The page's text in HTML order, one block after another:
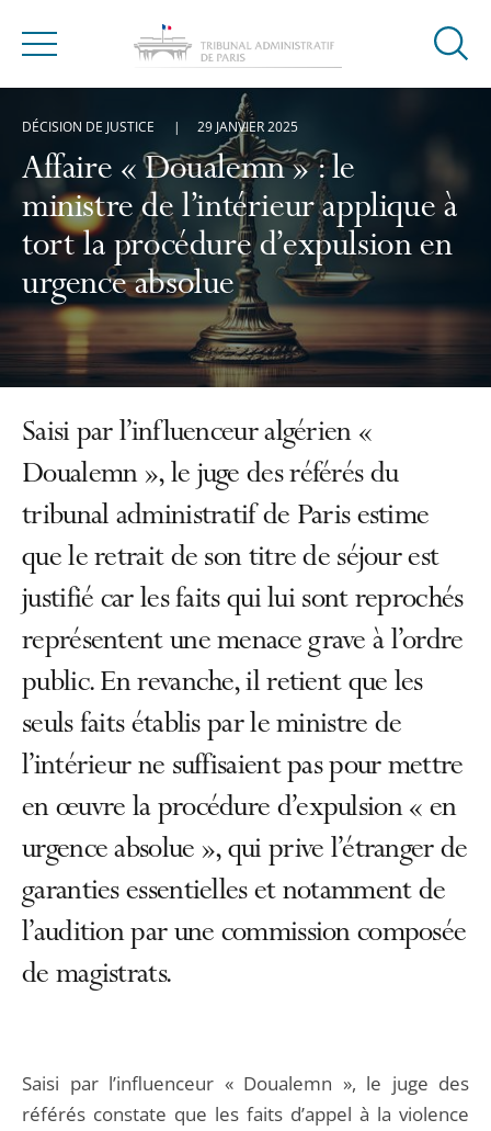
Menu
Ouvrir
Affaire « Doualemn » : le
ministre de l’intérieur applique à
tort la procédure d’expulsion en
urgence absolue
DÉCISION DE JUSTICE 29 JANVIER 2025
Saisi par l’influenceur algérien «
Doualemn », le juge des référés du
tribunal administratif de Paris estime
que le retrait de son titre de séjour est
justifié car les faits qui lui sont reprochés
représentent une menace grave à l’ordre
public. En revanche, il retient que les
seuls faits établis par le ministre de
l’intérieur ne suffisaient pas pour mettre
en œuvre la procédure d’expulsion « en
urgence absolue », qui prive l’étranger de
garanties essentielles et notamment de
l’audition par une commission composée
de magistrats.
Saisi par l’influenceur « Doualemn », le juge des
référés constate que les faits d’appel à la violence